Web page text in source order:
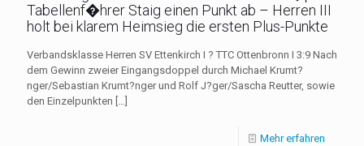
Tabellenf�hrer Staig einen Punkt ab – Herren III
holt bei klarem Heimsieg die ersten Plus-Punkte
Verbandsklasse Herren SV Ettenkirch I ? TTC Ottenbronn I 3:9 Nach
dem Gewinn zweier Eingangsdoppel durch Michael Krumt?
nger/Sebastian Krumt?nger und Rolf J?ger/Sascha Reutter, sowie
den Einzelpunkten […]
Mehr erfahren